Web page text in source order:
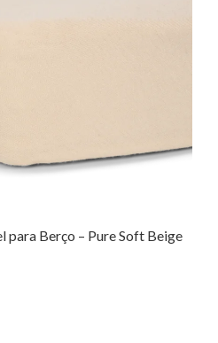
para Berço – Pure Soft Beige